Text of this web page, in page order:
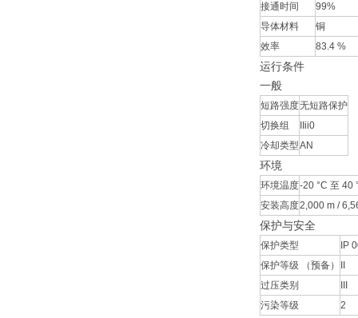
接通时间
99%
导体材料
铜
效率
83.4 %
运行条件
一般
短路强度无短路保护
切换组
IIii0
冷却类型AN
环境
环境温度-20 °C 至 40
安装高度2,000 m /
保护与安全
保护类型
IP
保护等级 （预备）
过压类别
污染等级
2